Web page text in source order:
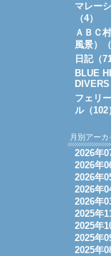
マレー
（4）
ＡＢＣ
風景）（
日記（
BLUE
DIVERS
フェリ
ル（102
月別アーカ
2026年
2026年
2026年
2026年
2026年
2025年
2025年
2025年
2025年